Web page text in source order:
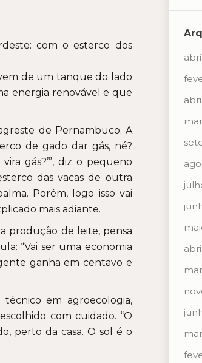
com o esterco dos
de um tanque do lado
energia renovável e que
de Pernambuco. A
de gado dar gás, né?
gás?’”, diz o pequeno
das vacas de outra
Porém, logo isso vai
mais adiante.
produção de leite, pensa
“Vai ser uma economia
ganha em centavo e
em agroecologia,
com cuidado. “O
perto da casa. O sol é o